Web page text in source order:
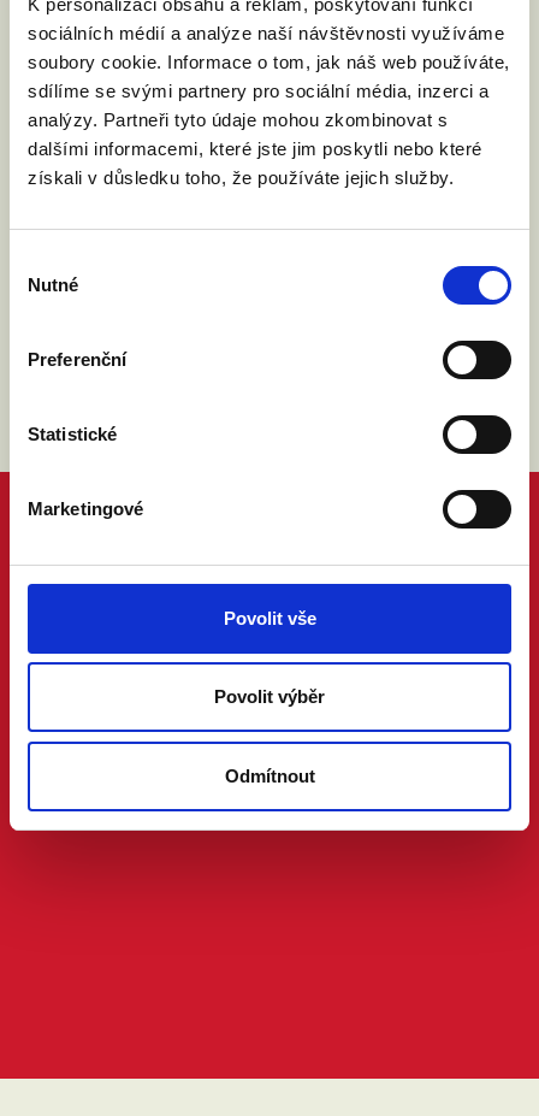
sociálních médií a analýze naší návštěvnosti využíváme
soubory cookie. Informace o tom, jak náš web používáte,
sdílíme se svými partnery pro sociální média, inzerci a
analýzy. Partneři tyto údaje mohou zkombinovat s
dalšími informacemi, které jste jim poskytli nebo které
získali v důsledku toho, že používáte jejich služby.
souhlasu
Nutné
Preferenční
Statistické
Marketingové
Povolit vše
Povolit výběr
Odmítnout